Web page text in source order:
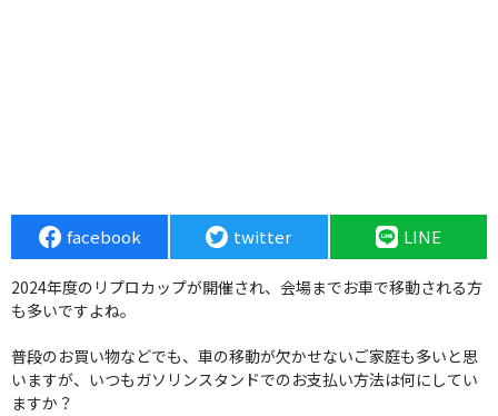
facebook twitter LINE
2024年度のリプロカップが開催され、会場までお車で移動される方
も多いですよね。
普段のお買い物などでも、車の移動が欠かせないご家庭も多いと思
いますが、いつもガソリンスタンドでのお支払い方法は何にしてい
ますか？